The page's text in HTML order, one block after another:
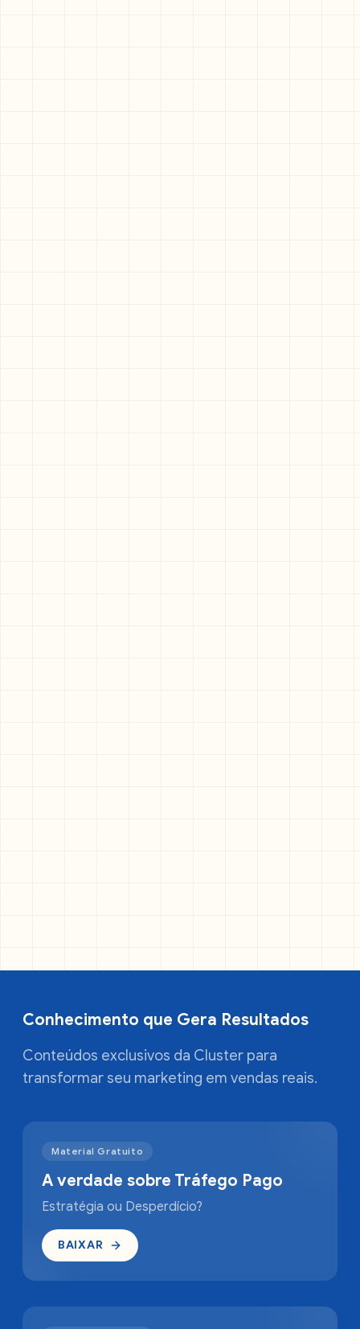
Conhecimento que Gera Resultados
Conteúdos exclusivos da Cluster para
transformar seu marketing em vendas reais.
Material Gratuito
A verdade sobre Tráfego Pago
Estratégia ou Desperdício?
BAIXAR